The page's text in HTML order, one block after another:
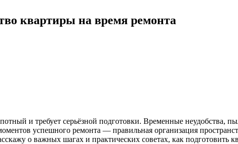
квартиры на время ремонта
и требует серьёзной подготовки. Временные
успешного ремонта — правильная организация
о важных шагах и практических советах, как подготовить